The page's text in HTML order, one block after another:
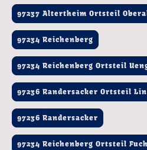
97237 Altertheim Ortsteil
97234 Reichenberg
97234 Reichenberg Ortsteil
97236 Randersacker Ortsteil
97236 Randersacker
97234 Reichenberg Ortsteil